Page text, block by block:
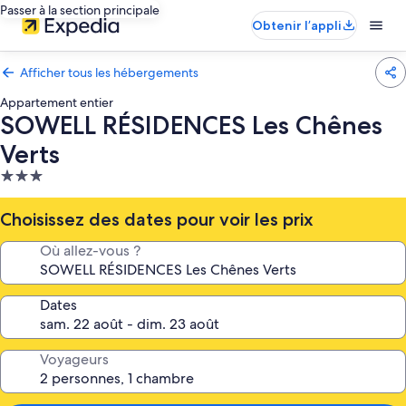
Passer à la section principale
Obtenir l’appli
Afficher tous les hébergements
Appartement entier
SOWELL RÉSIDENCES Les Chênes
Verts
Hébergement
3.0 étoiles
Choisissez des dates pour voir les prix
Où allez-vous ?
Dates
Voyageurs